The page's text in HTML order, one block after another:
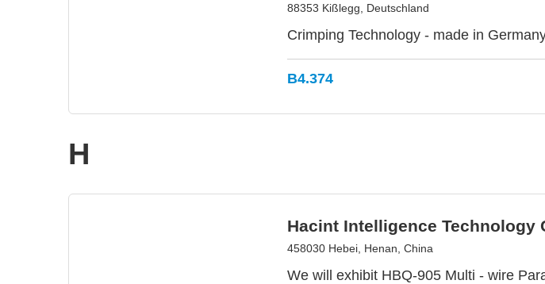
88353 Kißlegg, Deutschland
Crimping Technology - made in
B4.374
H
Hacint Intelligence Technology
458030 Hebei, Henan, China
We will exhibit HBQ-905 Multi - wire